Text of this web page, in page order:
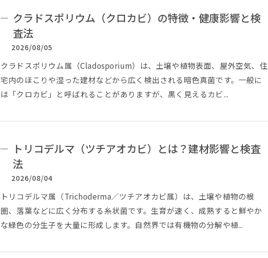
クラドスポリウム（クロカビ）の特徴・健康影響と検
査法
2026/08/05
クラドスポリウム属（Cladosporium）は、土壌や植物表面、屋外空気、住
宅内のほこりや湿った建材などから広く検出される暗色真菌です。一般に
は「クロカビ」と呼ばれることがありますが、黒く見えるカビ...
トリコデルマ（ツチアオカビ）とは？建材影響と検査
法
2026/08/04
トリコデルマ属（Trichoderma／ツチアオカビ属）は、土壌や植物の根
圏、落葉などに広く分布する糸状菌です。生育が速く、成熟すると鮮やか
な緑色の分生子を大量に形成します。自然界では有機物の分解や植...